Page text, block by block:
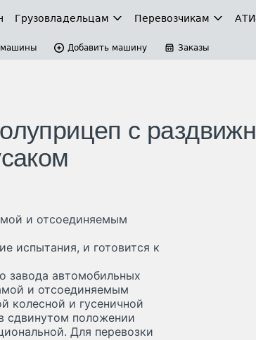
Грузовладельцам Перевозчикам
Добавить машину Заказы
с
и отсоединяемым
испытания, и готовится к
завода автомобильных
и отсоединяемым
колесной и гусеничной
сдвинутом положении
Для перевозки